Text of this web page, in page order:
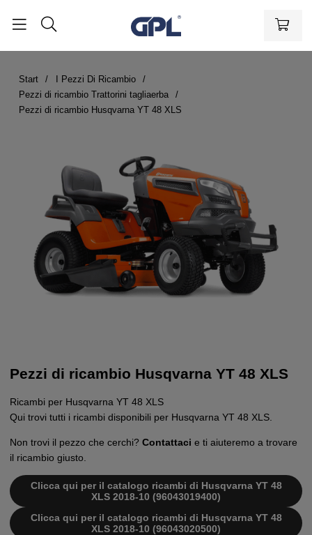
Start
I Pezzi Di Ricambio
Pezzi di ricambio Trattorini tagliaerba
Pezzi di ricambio Husqvarna YT 48 XLS
Pezzi di ricambio Husqvarna YT 48 XLS
Ricambi per Husqvarna YT 48 XLS
Qui trovi tutti i ricambi disponibili per Husqvarna YT 48 XLS.
Non trovi il pezzo che cerchi? Contattaci e ti aiuteremo a trovare
il ricambio giusto.
Clicca qui per il catalogo ricambi di Husqvarna YT 48
XLS 2018-10 (96043019400)
Clicca qui per il catalogo ricambi di Husqvarna YT 48
XLS 2018-10 (96043020500)